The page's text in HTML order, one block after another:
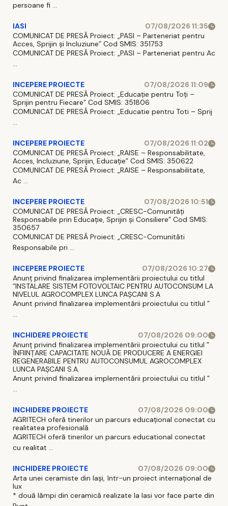
persoane fi ...
IASI
07/08/2026 11:35
COMUNICAT DE PRESĂ Proiect: „PASI – Parteneriat pentru
Acces, Sprijin și Incluziune” Cod SMIS: 351753
COMUNICAT DE PRESĂ Proiect: „PASI – Parteneriat pentru Ac
...
INCEPERE PROIECTE
07/08/2026 11:09
COMUNICAT DE PRESĂ Proiect: „Educație pentru Toți –
Sprijin pentru Fiecare” Cod SMIS: 351806
COMUNICAT DE PRESĂ Proiect: „Educatie pentru Toti – Sprij
...
INCEPERE PROIECTE
07/08/2026 11:02
COMUNICAT DE PRESĂ Proiect: „RAISE – Responsabilitate,
Acces, Incluziune, Sprijin, Educație” Cod SMIS: 350622
COMUNICAT DE PRESĂ Proiect: „RAISE – Responsabilitate,
Ac ...
INCEPERE PROIECTE
07/08/2026 10:51
COMUNICAT DE PRESĂ Proiect: „CRESC-Comunități
Responsabile prin Educație, Sprijin și Consiliere” Cod SMIS:
350657
COMUNICAT DE PRESĂ Proiect: „CRESC-Comunităti
Responsabile pri ...
INCEPERE PROIECTE
07/08/2026 10:27
Anunț privind finalizarea implementării proiectului cu titlul
”INSTALARE SISTEM FOTOVOLTAIC PENTRU AUTOCONSUM LA
NIVELUL AGROCOMPLEX LUNCA PAȘCANI S.A
Anunt privind finalizarea implementării proiectului cu titlul ”
...
INCHIDERE PROIECTE
07/08/2026 09:00
Anunț privind finalizarea implementării proiectului cu titlul ”
ÎNFIINȚARE CAPACITATE NOUĂ DE PRODUCERE A ENERGIEI
REGENERABILE PENTRU AUTOCONSUMUL AGROCOMPLEX
LUNCA PAȘCANI S.A.
Anunt privind finalizarea implementării proiectului cu titlul ”
...
INCHIDERE PROIECTE
07/08/2026 09:00
AGRITECH oferă tinerilor un parcurs educațional conectat cu
realitatea profesională
AGRITECH oferă tinerilor un parcurs educational conectat
cu realitat ...
INCHIDERE PROIECTE
07/08/2026 09:00
Arta unei ceramiste din Iași, într-un proiect internațional de
lux
* două lămpi din ceramică realizate la Iasi vor face parte din